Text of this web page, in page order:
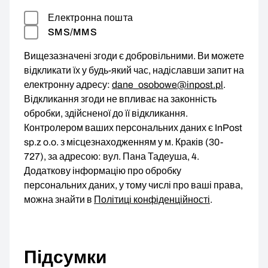
Електронна пошта
SMS/MMS
Вищезазначені згоди є добровільними. Ви можете
відкликати їх у будь-який час, надіславши запит на
електронну адресу: dane_osobowe@inpost.pl.
Відкликання згоди не впливає на законність
обробки, здійсненої до її відкликання.
Контролером ваших персональних даних є InPost
sp.z o.o. з місцезнаходженням у м. Краків (30-
727), за адресою: вул. Пана Тадеуша, 4.
Додаткову інформацію про обробку
персональних даних, у тому числі про ваші права,
можна знайти в Політиці конфіденційності.
Підсумки